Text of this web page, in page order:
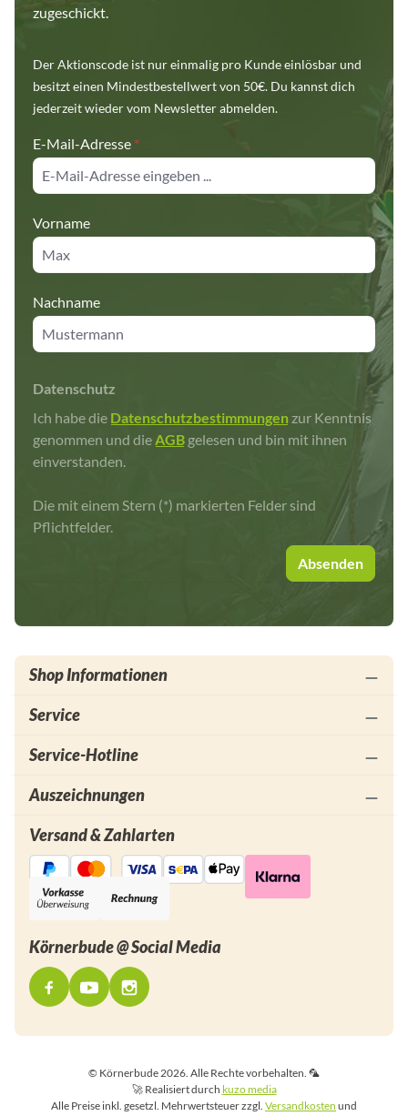
zugeschickt.
Der Aktionscode ist nur einmalig pro Kunde einlösbar und
besitzt einen Mindestbestellwert von 50€. Du kannst dich
jederzeit wieder vom Newsletter abmelden.
E-Mail-Adresse *
Vorname
Nachname
Datenschutz
Ich habe die Datenschutzbestimmungen zur Kenntnis
genommen und dieAGB gelesen und bin mit ihnen
einverstanden.
Die mit einem Stern (*) markierten Felder sind
Pflichtfelder.
Absenden
Shop Informationen
Service
Service-Hotline
Auszeichnungen
Versand & Zahlarten
Körnerbude @ Social Media
© Körnerbude 2026. Alle Rechte vorbehalten. 🦜
🚀 Realisiert durch kuzo media
Alle Preise inkl. gesetzl. Mehrwertsteuer zzgl. Versandkosten und